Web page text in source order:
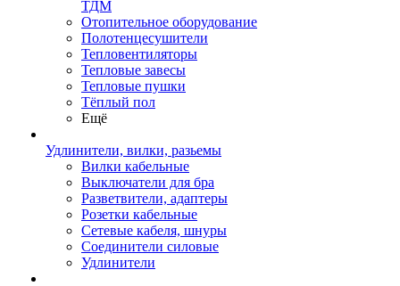
ТДМ
Отопительное оборудование
Полотенцесушители
Тепловентиляторы
Тепловые завесы
Тепловые пушки
Тёплый пол
Ещё
Удлинители, вилки, разьемы
Вилки кабельные
Выключатели для бра
Разветвители, адаптеры
Розетки кабельные
Сетевые кабеля, шнуры
Соединители силовые
Удлинители